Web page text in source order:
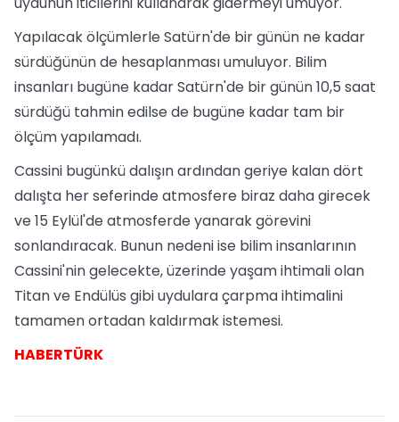
Yapılacak ölçümlerle Satürn'de bir günün ne kadar
sürdüğünün de hesaplanması umuluyor. Bilim
insanları bugüne kadar Satürn'de bir günün 10,5 saat
sürdüğü tahmin edilse de bugüne kadar tam bir
ölçüm yapılamadı.
Cassini bugünkü dalışın ardından geriye kalan dört
dalışta her seferinde atmosfere biraz daha girecek
ve 15 Eylül'de atmosferde yanarak görevini
sonlandıracak. Bunun nedeni ise bilim insanlarının
Cassini'nin gelecekte, üzerinde yaşam ihtimali olan
Titan ve Endülüs gibi uydulara çarpma ihtimalini
tamamen ortadan kaldırmak istemesi.
HABERTÜRK